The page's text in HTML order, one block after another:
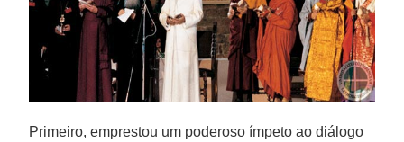
Primeiro, emprestou um poderoso ímpeto ao diálogo